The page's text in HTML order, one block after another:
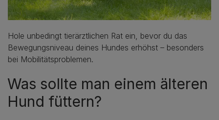
Hole unbedingt tierärztlichen Rat ein, bevor du das
Bewegungsniveau deines Hundes erhöhst – besonders
bei Mobilitätsproblemen.
Was sollte man einem älteren
Hund füttern?